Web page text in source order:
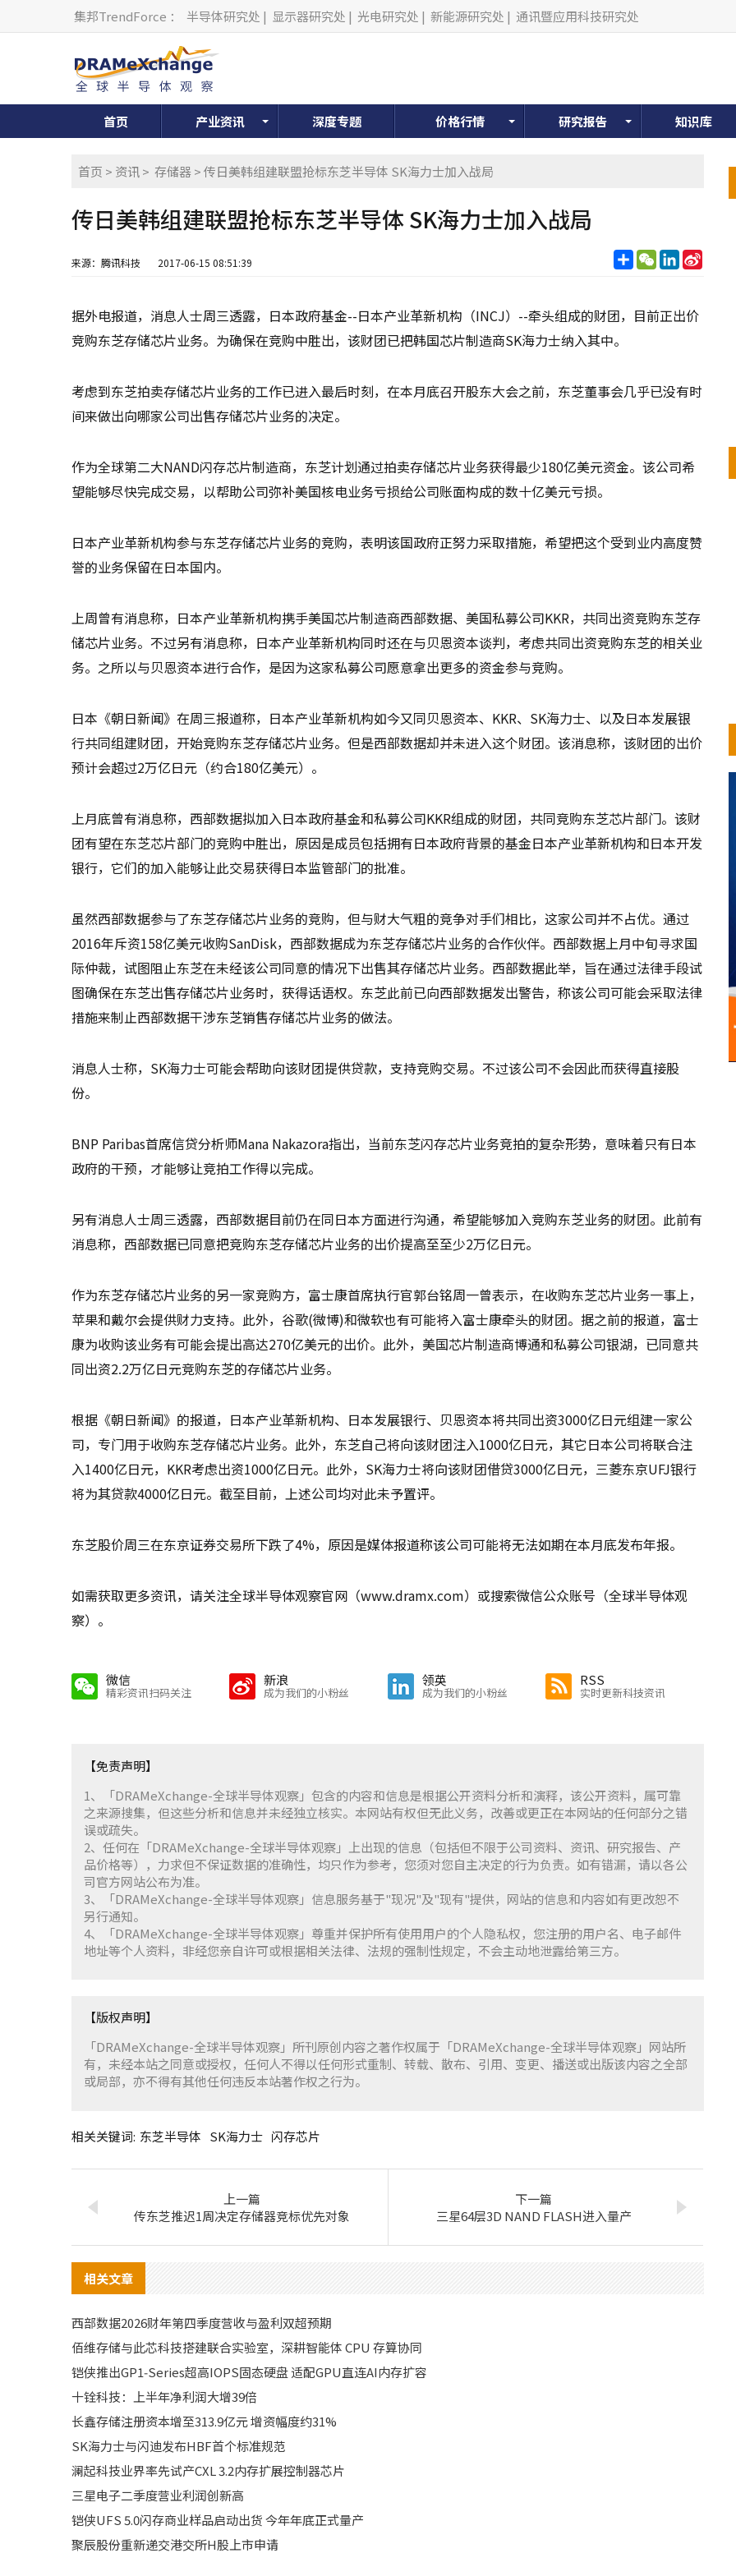
集邦TrendForce ： 半导体研究处 | 显示器研究处 | 光电研究处 | 新能源研究处 | 通讯暨应用科技研究处
首页 产业资讯 深度专题 价格行情 研究报告 知识库
首页 > 资讯> 存储器> 传日美韩组建联盟抢标东芝半导体 SK海力士加入战局
传日美韩组建联盟抢标东芝半导体 SK海力士加入战局
来源：腾讯科技 2017-06-15 08:51:39 分
享
WeChatLinkedIn
Sina
据外电报道，消息人士周三透露，日本政府基金--日本产业革新机构（INCJ）--牵头组成的财团，目前正出价
竞购东芝存储芯片业务。为确保在竞购中胜出，该财团已把韩国芯片制造商SK海力士纳入其中。
考虑到东芝拍卖存储芯片业务的工作已进入最后时刻，在本月底召开股东大会之前，东芝董事会几乎已没有时
间来做出向哪家公司出售存储芯片业务的决定。
作为全球第二大NAND闪存芯片制造商，东芝计划通过拍卖存储芯片业务获得最少180亿美元资金。该公司希
望能够尽快完成交易，以帮助公司弥补美国核电业务亏损给公司账面构成的数十亿美元亏损。
日本产业革新机构参与东芝存储芯片业务的竞购，表明该国政府正努力采取措施，希望把这个受到业内高度赞
誉的业务保留在日本国内。
上周曾有消息称，日本产业革新机构携手美国芯片制造商西部数据、美国私募公司KKR，共同出资竞购东芝存
储芯片业务。不过另有消息称，日本产业革新机构同时还在与贝恩资本谈判，考虑共同出资竞购东芝的相关业
务。之所以与贝恩资本进行合作，是因为这家私募公司愿意拿出更多的资金参与竞购。
日本《朝日新闻》在周三报道称，日本产业革新机构如今又同贝恩资本、KKR、SK海力士、以及日本发展银
行共同组建财团，开始竞购东芝存储芯片业务。但是西部数据却并未进入这个财团。该消息称，该财团的出价
预计会超过2万亿日元（约合180亿美元）。
上月底曾有消息称，西部数据拟加入日本政府基金和私募公司KKR组成的财团，共同竞购东芝芯片部门。该财
团有望在东芝芯片部门的竞购中胜出，原因是成员包括拥有日本政府背景的基金日本产业革新机构和日本开发
银行，它们的加入能够让此交易获得日本监管部门的批准。
虽然西部数据参与了东芝存储芯片业务的竞购，但与财大气粗的竞争对手们相比，这家公司并不占优。通过
2016年斥资158亿美元收购SanDisk，西部数据成为东芝存储芯片业务的合作伙伴。西部数据上月中旬寻求国
际仲裁，试图阻止东芝在未经该公司同意的情况下出售其存储芯片业务。西部数据此举，旨在通过法律手段试
图确保在东芝出售存储芯片业务时，获得话语权。东芝此前已向西部数据发出警告，称该公司可能会采取法律
措施来制止西部数据干涉东芝销售存储芯片业务的做法。
消息人士称，SK海力士可能会帮助向该财团提供贷款，支持竞购交易。不过该公司不会因此而获得直接股
份。
BNP Paribas首席信贷分析师Mana Nakazora指出，当前东芝闪存芯片业务竞拍的复杂形势，意味着只有日本
政府的干预，才能够让竞拍工作得以完成。
另有消息人士周三透露，西部数据目前仍在同日本方面进行沟通，希望能够加入竞购东芝业务的财团。此前有
消息称，西部数据已同意把竞购东芝存储芯片业务的出价提高至至少2万亿日元。
作为东芝存储芯片业务的另一家竞购方，富士康首席执行官郭台铭周一曾表示，在收购东芝芯片业务一事上，
苹果和戴尔会提供财力支持。此外，谷歌(微博)和微软也有可能将入富士康牵头的财团。据之前的报道，富士
康为收购该业务有可能会提出高达270亿美元的出价。此外，美国芯片制造商博通和私募公司银湖，已同意共
同出资2.2万亿日元竞购东芝的存储芯片业务。
根据《朝日新闻》的报道，日本产业革新机构、日本发展银行、贝恩资本将共同出资3000亿日元组建一家公
司，专门用于收购东芝存储芯片业务。此外，东芝自己将向该财团注入1000亿日元，其它日本公司将联合注
入1400亿日元，KKR考虑出资1000亿日元。此外，SK海力士将向该财团借贷3000亿日元，三菱东京UFJ银行
将为其贷款4000亿日元。截至目前，上述公司均对此未予置评。
东芝股价周三在东京证券交易所下跌了4%，原因是媒体报道称该公司可能将无法如期在本月底发布年报。
如需获取更多资讯，请关注全球半导体观察官网（www.dramx.com）或搜索微信公众账号（全球半导体观
察）。
微信
精彩资讯扫码关注
新浪
成为我们的小粉丝
领英
成为我们的小粉丝
RSS
实时更新科技资讯
【免责声明】
1、「DRAMeXchange-全球半导体观察」包含的内容和信息是根据公开资料分析和演释，该公开资料，属可靠
之来源搜集，但这些分析和信息并未经独立核实。本网站有权但无此义务，改善或更正在本网站的任何部分之错
误或疏失。
2、任何在「DRAMeXchange-全球半导体观察」上出现的信息（包括但不限于公司资料、资讯、研究报告、产
品价格等），力求但不保证数据的准确性，均只作为参考，您须对您自主决定的行为负责。如有错漏，请以各公
司官方网站公布为准。
3、「DRAMeXchange-全球半导体观察」信息服务基于"现况"及"现有"提供，网站的信息和内容如有更改恕不
另行通知。
4、「DRAMeXchange-全球半导体观察」尊重并保护所有使用用户的个人隐私权，您注册的用户名、电子邮件
地址等个人资料，非经您亲自许可或根据相关法律、法规的强制性规定，不会主动地泄露给第三方。
【版权声明】
「DRAMeXchange-全球半导体观察」所刊原创内容之著作权属于「DRAMeXchange-全球半导体观察」网站所
有，未经本站之同意或授权，任何人不得以任何形式重制、转载、散布、引用、变更、播送或出版该内容之全部
或局部，亦不得有其他任何违反本站著作权之行为。
相关关键词: 东芝半导体 SK海力士 闪存芯片
上一篇
传东芝推迟1周决定存储器竞标优先对象
下一篇
三星64层3D NAND FLASH进入量产
相关文章
西部数据2026财年第四季度营收与盈利双超预期
佰维存储与此芯科技搭建联合实验室，深耕智能体 CPU 存算协同
铠侠推出GP1‑Series超高IOPS固态硬盘 适配GPU直连AI内存扩容
十铨科技：上半年净利润大增39倍
长鑫存储注册资本增至313.9亿元 增资幅度约31%
SK海力士与闪迪发布HBF首个标准规范
澜起科技业界率先试产CXL 3.2内存扩展控制器芯片
三星电子二季度营业利润创新高
铠侠UFS 5.0闪存商业样品启动出货 今年年底正式量产
聚辰股份重新递交港交所H股上市申请